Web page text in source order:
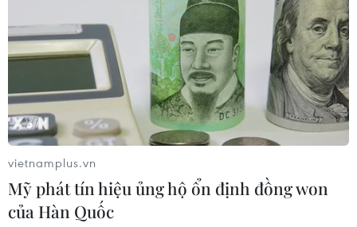
Theo dõi VietnamPlus
TIN LIÊN QUAN
vietnamplus.vn
Mỹ phát tín hiệu ủng hộ ổn định đồng won
của Hàn Quốc